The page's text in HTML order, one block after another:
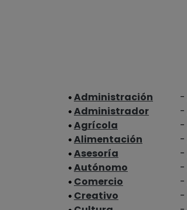
Administración
-
Administrador
-
Agrícola
-
Alimentación
-
Asesoría
-
Autónomo
-
Comercio
-
Creativo
-